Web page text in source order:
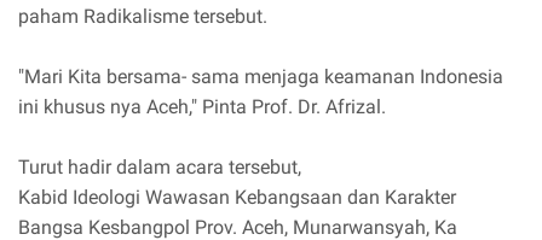
paham Radikalisme tersebut.
"Mari Kita bersama- sama menjaga keamanan Indonesia
ini khusus nya Aceh," Pinta Prof. Dr. Afrizal.
Turut hadir dalam acara tersebut,
Kabid Ideologi Wawasan Kebangsaan dan Karakter
Bangsa Kesbangpol Prov. Aceh, Munarwansyah, Ka